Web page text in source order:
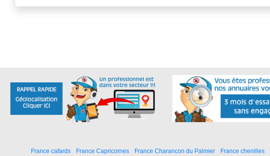
France cafards France Capricornes France Charancon du Palmier France chenilles